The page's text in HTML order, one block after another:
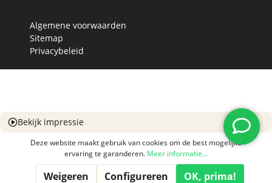
Algemene voorwaarden
Sitemap
Privacybeleid
Bekijk impressie
Deze website maakt gebruik van cookies om de best mogelijke
ervaring te garanderen. Meer informatie...
Weigeren Configureren OK, prima!